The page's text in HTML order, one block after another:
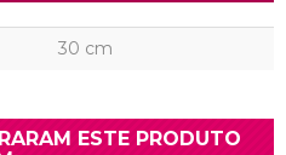
30 cm
ESTE PRODUTO